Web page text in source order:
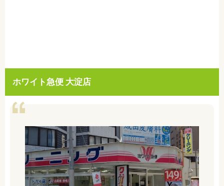
ホワイト急便 大淀店